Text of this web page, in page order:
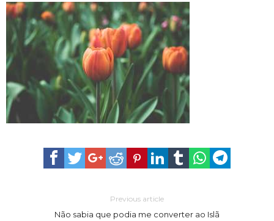
Previous article
Não sabia que podia me converter ao Islã